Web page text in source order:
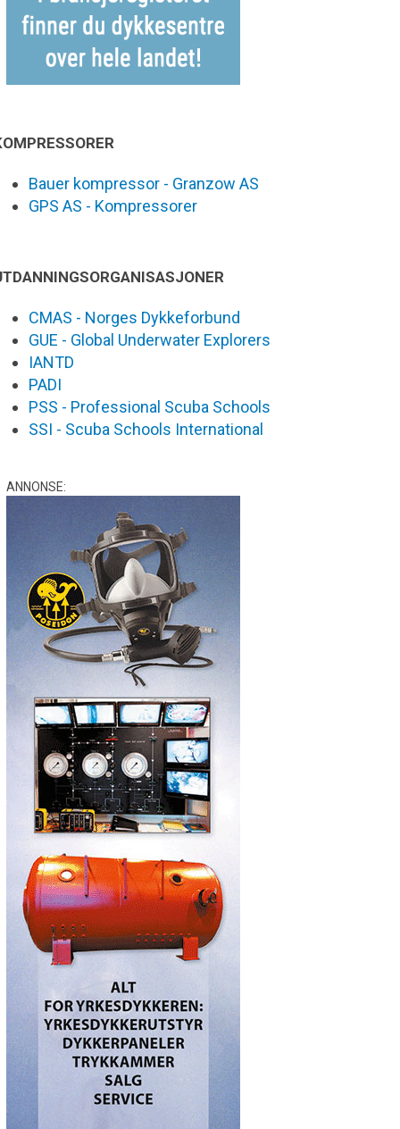
Bauer kompressor - Granzow AS
GPS AS - Kompressorer
CMAS - Norges Dykkeforbund
GUE - Global Underwater Explorers
IANTD
PADI
PSS - Professional Scuba Schools
SSI - Scuba Schools International
ANNONSE: